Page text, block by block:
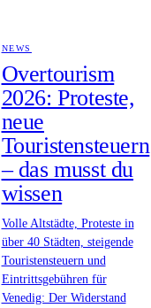
NEWS
Overtourism
2026: Proteste,
neue
Touristensteuern
– das musst du
wissen
Volle Altstädte, Proteste in
über 40 Städten, steigende
Touristensteuern und
Eintrittsgebühren für
Venedig: Der Widerstand